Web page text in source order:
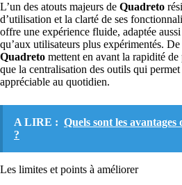
L’un des atouts majeurs de Quadreto
d’utilisation et la clarté de ses
offre une expérience fluide, adaptée
qu’aux utilisateurs plus expérimentés.
Quadreto mettent en avant la rapidité
que la centralisation des outils qui
appréciable au quotidien.
A LIRE : Quels sont les
?
Les limites et points à améliorer